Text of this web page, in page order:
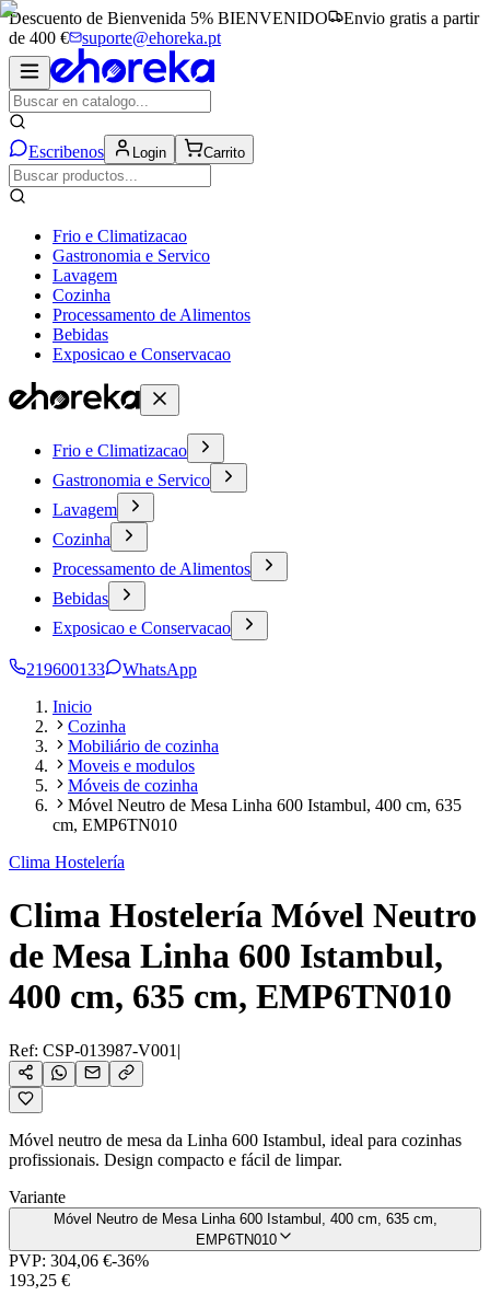
Descuento de Bienvenida 5% BIENVENIDO
Envio gratis a partir
de 400 €
suporte@ehoreka.pt
Escribenos Login Carrito
Frio e Climatizacao
Gastronomia e Servico
Lavagem
Cozinha
Processamento de Alimentos
Bebidas
Exposicao e Conservacao
Frio e Climatizacao
Gastronomia e Servico
Lavagem
Cozinha
Processamento de Alimentos
Bebidas
Exposicao e Conservacao
219600133
WhatsApp
Inicio
Cozinha
Mobiliário de cozinha
Moveis e modulos
Móveis de cozinha
Móvel Neutro de Mesa Linha 600 Istambul, 400 cm, 635
cm, EMP6TN010
Clima Hostelería
Clima Hostelería Móvel Neutro
de Mesa Linha 600 Istambul,
400 cm, 635 cm, EMP6TN010
Ref: CSP-013987-V001 |
Móvel neutro de mesa da Linha 600 Istambul, ideal para cozinhas
profissionais. Design compacto e fácil de limpar.
Variante
Móvel Neutro de Mesa Linha 600 Istambul, 400 cm, 635 cm,
EMP6TN010
PVP: 304,06 €-36%
193,25 €